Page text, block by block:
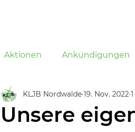
Aktionen Ankündigungen
Unsere
KLJB Nordwalde 19. Nov. 2022